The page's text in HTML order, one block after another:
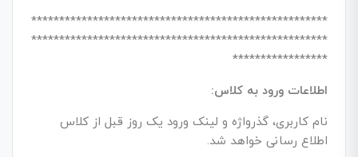
*****************************************************
*****************************************************
*****************
اطلاعات ورود به کلاس:
نام کاربری، گذرواژه و لینک ورود یک روز قبل از کلاس
اطلاع رسانی خواهد شد.